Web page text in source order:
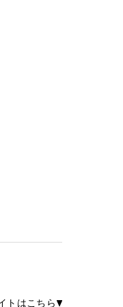
トはこちら